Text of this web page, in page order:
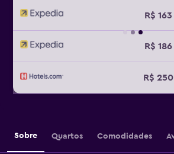
R$ 163
R$ 186
R$ 250
Sobre Quartos Comodidades